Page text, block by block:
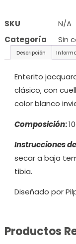
SKU
N/A
Categoría
Sin
Descripción
Enterito
clásico, con
color blanco
Composición:
Instrucciones
secar a baja
tibia.
Diseñado por
Productos